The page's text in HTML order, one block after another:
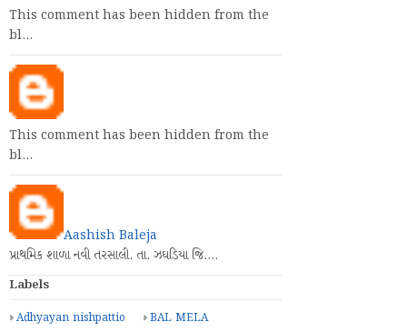
This comment has been hidden from the
bl…
This comment has been hidden from the
bl…
Aashish Baleja
પ્રાથમિક શાળા નવી તરસાલી. તા. ઝઘડિયા જિ.…
Labels
Adhyayan nishpattio BAL MELA